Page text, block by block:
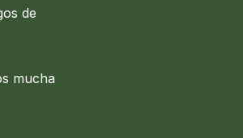
de
mucha